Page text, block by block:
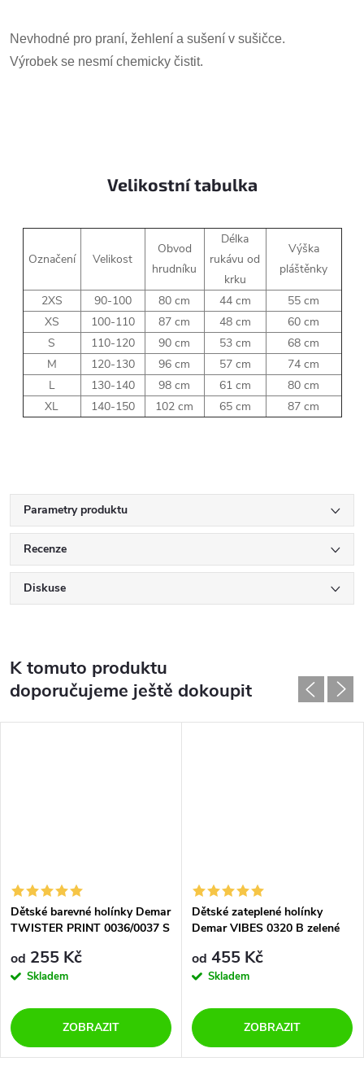
Nevhodné pro praní, žehlení a sušení v sušičce.
Výrobek se nesmí chemicky čistit.
Velikostní tabulka
Označení Velikost
Obvod
hrudníku
Délka
rukávu od
krku
Výška
pláštěnky
2XS 90-100 80 cm 44 cm
55 cm
XS
100-110 87 cm 48 cm
60 cm
S
110-120 90 cm 53 cm
68 cm
M
120-130 96 cm 57 cm
74 cm
L
130-140 98 cm 61 cm
80 cm
XL
140-150 102 cm 65 cm 87 cm
Parametry produktu
Recenze
Diskuse
K tomuto produktu
doporučujeme ještě dokoupit
Dětské barevné holínky Demar
TWISTER PRINT 0036/0037 S
od 255 Kč
Skladem
ZOBRAZIT
Dětské zateplené holínky
Demar VIBES 0320 B zelené
od 455 Kč
Skladem
ZOBRAZIT